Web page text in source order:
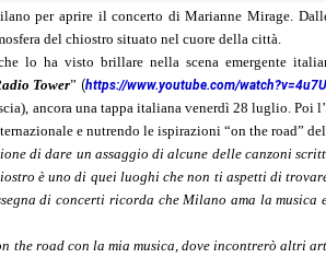
per aprire il concerto di Marianne Mirage.
del chiostro situato nel cuore della città.
lo ha visto brillare nella scena emergente
Tower” (https://www.youtube.com/
ancora una tappa italiana venerdì 28 luglio. Poi
e nutrendo le ispirazioni “on the road” del
di dare un assaggio di alcune delle canzoni
è uno di quei luoghi che non ti aspetti di
di concerti ricorda che Milano ama la musica
the road con la mia musica, dove incontrerò altri